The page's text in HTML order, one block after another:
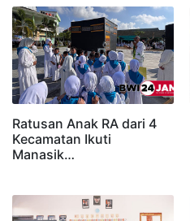
Ratusan Anak RA dari 4
Kecamatan Ikuti
Manasik…